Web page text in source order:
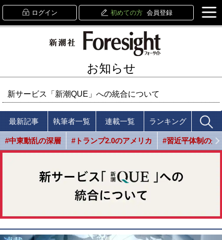
ログイン 初めての方 会員登録
お知らせ
新サービス「新潮QUE」への統合について
最新記事 執筆者一覧 連載一覧 ランキング
#中東動乱の深層 #トランプ2.0のアメリカ #習近平体制の光